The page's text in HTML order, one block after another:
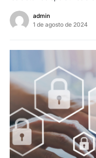
admin
1 de agosto de 2024